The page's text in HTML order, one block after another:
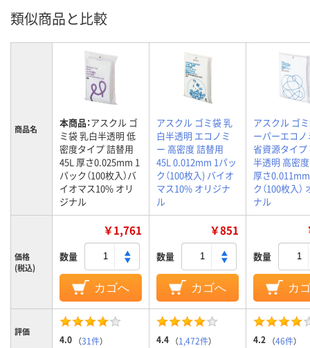
類似商品と比較
商品名 本商品：アスクル ゴ
ミ袋 乳白半透明 低
密度タイプ 詰替用
45L 厚さ0.025mm 1
パック（100枚入）バ
イオマス10% オリ
ジナル
アスクル ゴミ袋 乳
白半透明 エコノミ
ー 高密度 詰替用
45L 0.012mm 1パッ
ク（100枚入) バイオ
マス10% オリジナ
ル
アスクル ゴ
ーパーエコノ
省資源タイプ
半透明 高密
厚さ
ク（100枚入）
ナル
価格
(税込)
￥1,761
数量
カゴへ
￥851
数量
カゴへ
数量
カ
評価
4.0 （31件） 4.4 （1,472件） 4.2 （46件）